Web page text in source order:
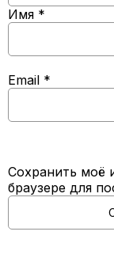
Имя *
Email *
Сохранить моё
браузере для